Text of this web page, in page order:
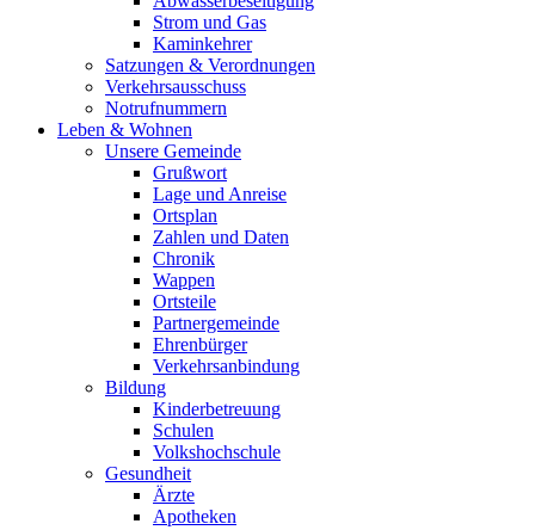
Strom und Gas
Kaminkehrer
Satzungen & Verordnungen
Verkehrsausschuss
Notrufnummern
Leben & Wohnen
Unsere Gemeinde
Grußwort
Lage und Anreise
Ortsplan
Zahlen und Daten
Chronik
Wappen
Ortsteile
Partnergemeinde
Ehrenbürger
Verkehrsanbindung
Bildung
Kinderbetreuung
Schulen
Volkshochschule
Gesundheit
Ärzte
Apotheken